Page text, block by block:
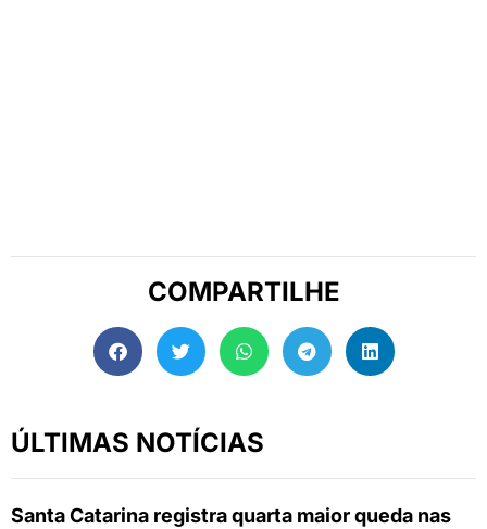
COMPARTILHE
ÚLTIMAS NOTÍCIAS
Santa Catarina registra quarta maior queda nas